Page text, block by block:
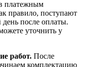
платежным
правило, поступают
после оплаты.
уточнить у
работ. После
комплектацию